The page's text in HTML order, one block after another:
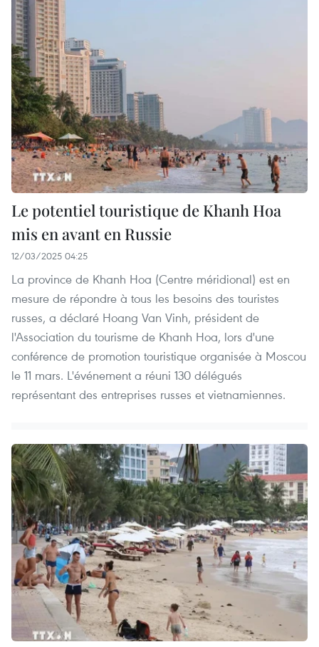
Le potentiel touristique de Khanh Hoa
mis en avant en Russie
12/03/2025 04:25
La province de Khanh Hoa (Centre méridional) est en
mesure de répondre à tous les besoins des touristes
russes, a déclaré Hoang Van Vinh, président de
l'Association du tourisme de Khanh Hoa, lors d'une
conférence de promotion touristique organisée à Moscou
le 11 mars. L'événement a réuni 130 délégués
représentant des entreprises russes et vietnamiennes.